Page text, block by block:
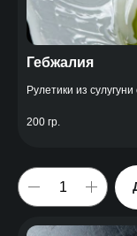
Гебжалия
Рулетики из
200 гр.